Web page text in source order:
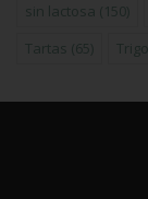
sin lactosa (150)
Tartas (65)